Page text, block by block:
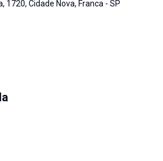
1720, Cidade Nova, Franca - SP